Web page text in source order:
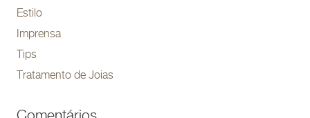
Estilo
Imprensa
Tips
Tratamento de Joias